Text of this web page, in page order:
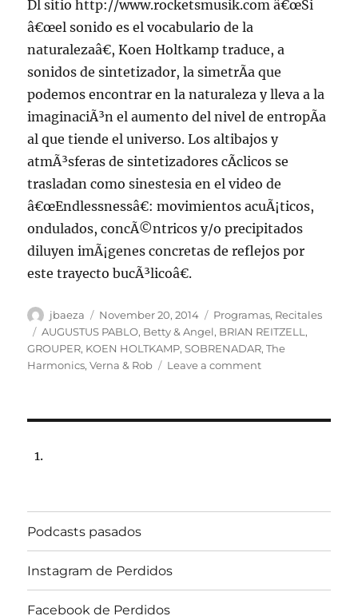
Dl sitio http://www.rocketsmusik.com â€œSi
â€œel sonido es el vocabulario de la
naturalezaâ€, Koen Holtkamp traduce, a
sonidos de sintetizador, la simetrÃ­a que
podemos encontrar en la naturaleza y lleva a la
imaginaciÃ³n el aumento del nivel de entropÃ­a
al que tiende el universo. Los altibajos y
atmÃ³sferas de sintetizadores cÃ­clicos se
trasladan como sinestesia en el video de
â€œEndlessnessâ€: movimientos acuÃ¡ticos,
ondulados, concÃ©ntricos y/o precipitados
diluyen imÃ¡genes concretas de reflejos por
este trayecto bucÃ³licoâ€.
Author
jbaeza
Posted
on
November 20, 2014 Categories
Programas, Recitales
Tags
AUGUSTUS PABLO, Betty & Angel, BRIAN REITZELL,
GROUPER, KOEN HOLTKAMP,SOBRENADAR,The
Harmonics,Verna & Rob Leave a commenton
Radio
22:00hrs.
Podcasts pasados
Instagram de Perdidos
Facebook de Perdidos